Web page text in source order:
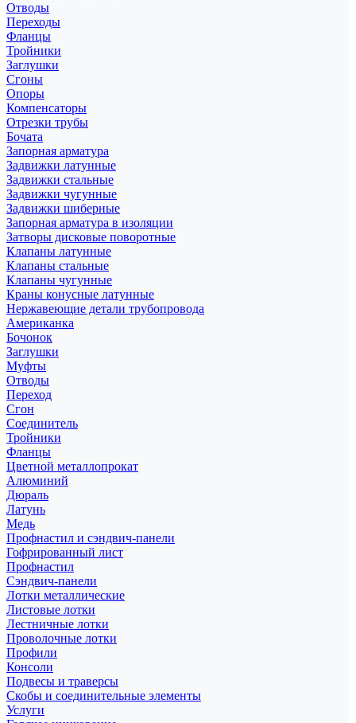
Отводы
Переходы
Фланцы
Тройники
Заглушки
Сгоны
Опоры
Компенсаторы
Отрезки трубы
Бочата
Запорная арматура
Задвижки латунные
Задвижки стальные
Задвижки чугунные
Задвижки шиберные
Запорная арматура в изоляции
Затворы дисковые поворотные
Клапаны латунные
Клапаны стальные
Клапаны чугунные
Краны конусные латунные
Нержавеющие детали трубопровода
Американка
Бочонок
Заглушки
Муфты
Отводы
Переход
Сгон
Соединитель
Тройники
Фланцы
Цветной металлопрокат
Алюминий
Дюраль
Латунь
Медь
Профнастил и сэндвич-панели
Гофрированный лист
Профнастил
Сэндвич-панели
Лотки металлические
Листовые лотки
Лестничные лотки
Проволочные лотки
Профили
Консоли
Подвесы и траверсы
Скобы и соединительные элементы
Услуги